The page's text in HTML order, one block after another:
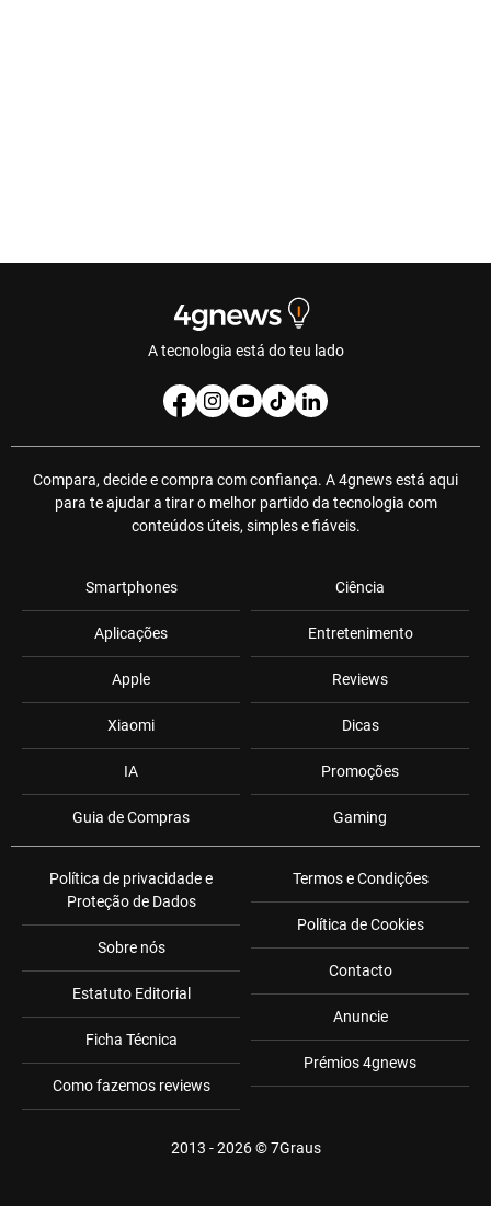
A tecnologia está do teu lado
Compara, decide e compra com confiança. A 4gnews está aqui
para te ajudar a tirar o melhor partido da tecnologia com
conteúdos úteis, simples e fiáveis.
Smartphones
Aplicações
Apple
Xiaomi
IA
Guia de Compras
Ciência
Entretenimento
Reviews
Dicas
Promoções
Gaming
Política de privacidade e
Proteção de Dados
Sobre nós
Estatuto Editorial
Ficha Técnica
Como fazemos reviews
Termos e Condições
Política de Cookies
Contacto
Anuncie
Prémios 4gnews
2013 - 2026 ©7Graus